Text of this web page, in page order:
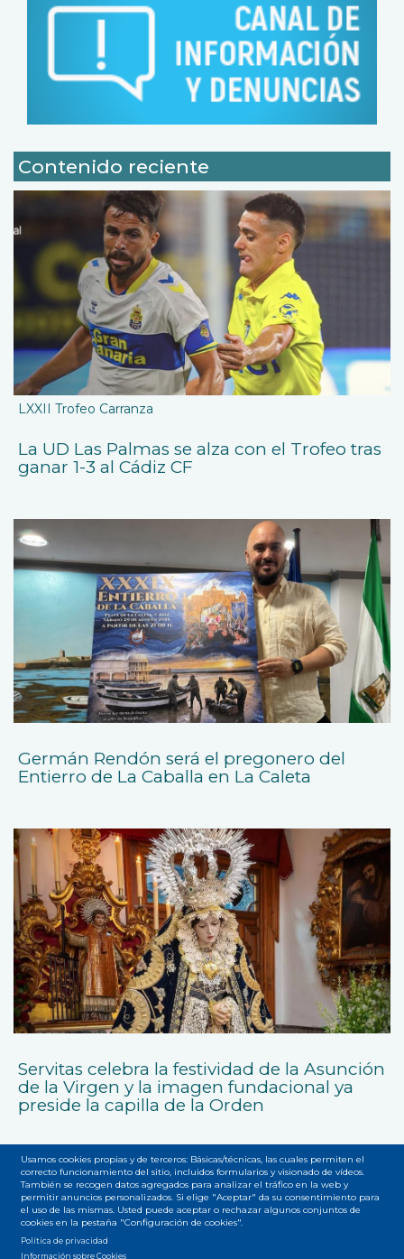
Contenido reciente
LXXII Trofeo Carranza
La UD Las Palmas se alza con el Trofeo tras
ganar 1-3 al Cádiz CF
Germán Rendón será el pregonero del
Entierro de La Caballa en La Caleta
Servitas celebra la festividad de la Asunción
de la Virgen y la imagen fundacional ya
preside la capilla de la Orden
Accesibilidad Privacidad
Usamos cookies propias y de terceros: Básicas/técnicas, las cuales permiten el
correcto funcionamiento del sitio, incluidos formularios y visionado de vídeos.
También se recogen datos agregados para analizar el tráfico en la web y
permitir anuncios personalizados. Si elige "Aceptar" da su consentimiento para
el uso de las mismas. Usted puede aceptar o rechazar algunos conjuntos de
cookies en la pestaña "Configuración de cookies".
Política de privacidad
Información sobre Cookies